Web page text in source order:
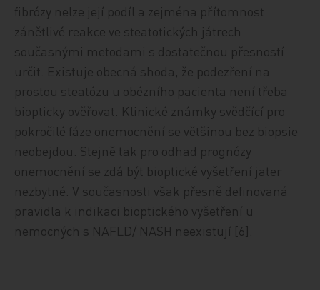
fibrózy nelze její podíl a zejména přítomnost
zánětlivé reakce ve steatotických játrech
současnými metodami s dostatečnou přesností
určit. Existuje obecná shoda, že podezření na
prostou steatózu u obézního pacienta není třeba
biopticky ověřovat. Klinické známky svědčící pro
pokročilé fáze onemocnění se většinou bez biopsie
neobejdou. Stejně tak pro odhad prognózy
onemocnění se zdá být bioptické vyšetření jater
nezbytné. V současnosti však přesně definovaná
pravidla k indikaci bioptického vyšetření u
nemocných s NAFLD/ NASH neexistují [6].